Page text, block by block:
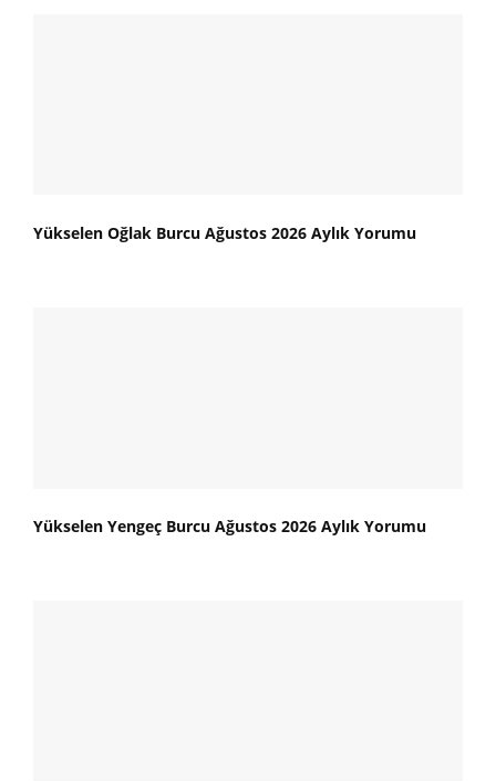
Yükselen Oğlak Burcu Ağustos 2026 Aylık Yorumu
Yükselen Yengeç Burcu Ağustos 2026 Aylık Yorumu